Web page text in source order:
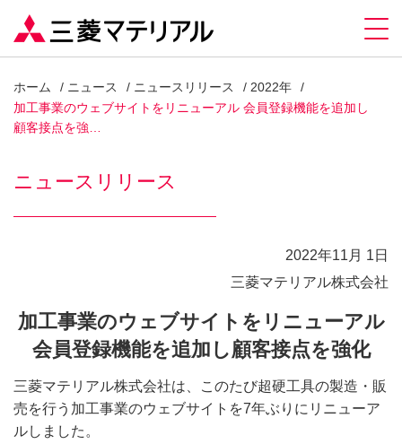
ホーム ニュース ニュースリリース
2022年
加工事業のウェブサイトをリニューアル 会員登録機能を追加し
顧客接点を強…
ニュースリリース
2022年11月 1日
三菱マテリアル株式会社
加工事業のウェブサイトをリニューアル
会員登録機能を追加し顧客接点を強化
三菱マテリアル株式会社は、このたび超硬工具の製造・販
売を行う加工事業のウェブサイトを7年ぶりにリニューア
ルしました。